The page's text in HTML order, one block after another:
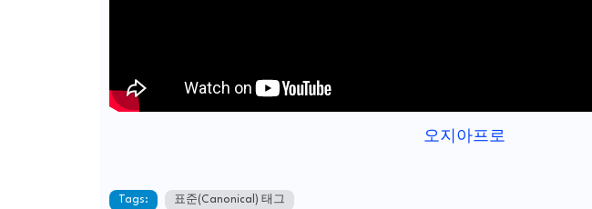
오지아프로
Tags: 표준(Canonical) 태그